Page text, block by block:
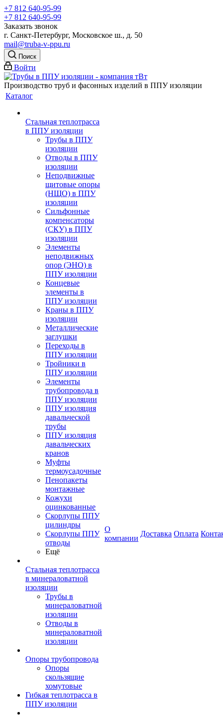
+7 812 640-95-99
+7 812 640-95-99
Заказать звонок
г. Санкт-Петербург, Московское ш., д. 50
mail@truba-v-ppu.ru
Поиск
Войти
Производство труб и фасонных изделий в ППУ изоляции
Каталог
Стальная теплотрасса
в ППУ изоляции
Трубы в ППУ
изоляции
Отводы в ППУ
изоляции
Неподвижные
щитовые опоры
(НЩО) в ППУ
изоляции
Cильфонные
компенсаторы
(СКУ) в ППУ
изоляции
Элементы
неподвижных
опор (ЭНО) в
ППУ изоляции
Концевые
элементы в
ППУ изоляции
Краны в ППУ
изоляции
Металлические
заглушки
Переходы в
ППУ изоляции
Тройники в
ППУ изоляции
Элементы
трубопровода в
ППУ изоляции
ППУ изоляция
давальческой
трубы
ППУ изоляция
давальческих
кранов
Муфты
термоусадочные
Пенопакеты
монтажные
Кожухи
оцинкованные
Скорлупы ППУ
цилиндры
Скорлупы ППУ
отводы
Ещё
Стальная теплотрасса
в минераловатной
изоляции
Трубы в
минераловатной
изоляции
Отводы в
минераловатной
изоляции
Опоры трубопровода
Опоры
скользящие
хомутовые
Гибкая теплотрасса в
ППУ изоляции
О
компании
Доставка Оплата